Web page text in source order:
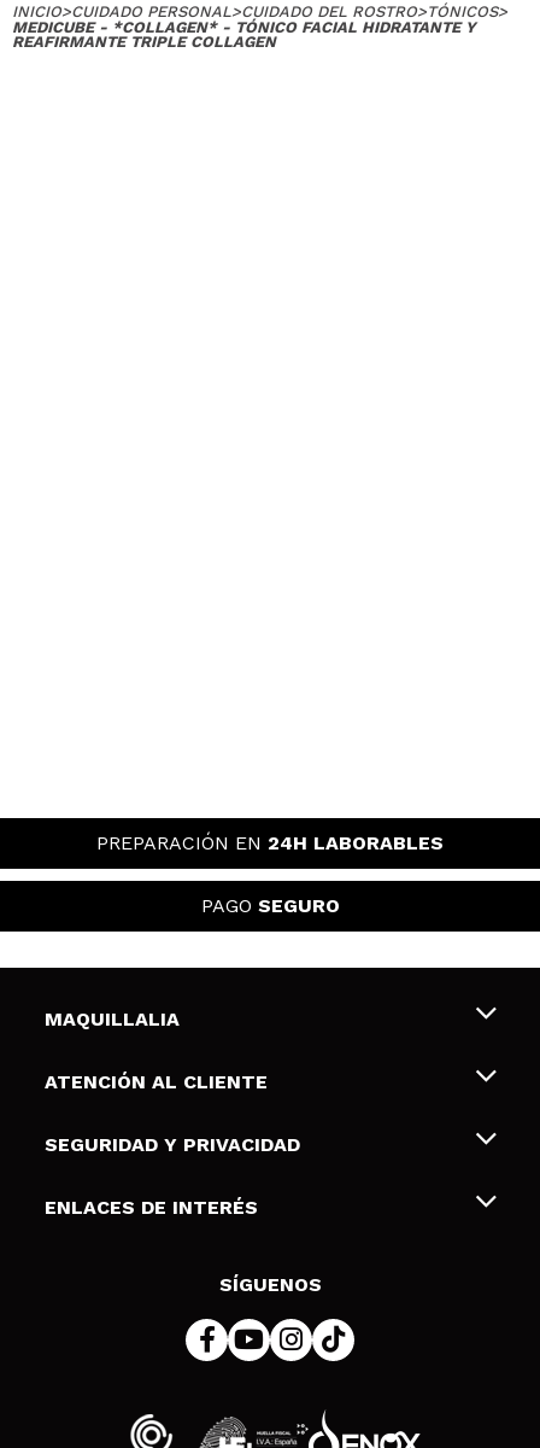
INICIO>CUIDADO PERSONAL>CUIDADO DEL ROSTRO>TÓNICOS>
MEDICUBE - *COLLAGEN* - TÓNICO FACIAL HIDRATANTE Y
REAFIRMANTE TRIPLE COLLAGEN
PREPARACIÓN EN 24H LABORABLES
PAGO SEGURO
MAQUILLALIA
Sobre nosotros
Tarjetas de Regalo
ATENCIÓN AL CLIENTE
Envíos y devoluciones
Formas de pago
SEGURIDAD Y PRIVACIDAD
Terminos y condiciones de uso
Política de cookies
ENLACES DE INTERÉS
SÍGUENOS